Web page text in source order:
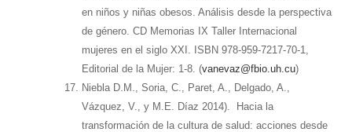
en niños y niñas obesos. Análisis desde la perspectiva
de género. CD Memorias IX Taller Internacional
mujeres en el siglo XXI. ISBN 978-959-7217-70-1,
Editorial de la Mujer: 1-8. (vanevaz@fbio.uh.cu)
Niebla D.M., Soria, C., Paret, A., Delgado, A.,
Vázquez, V., y M.E. Díaz 2014). Hacia la
transformación de la cultura de salud: acciones desde